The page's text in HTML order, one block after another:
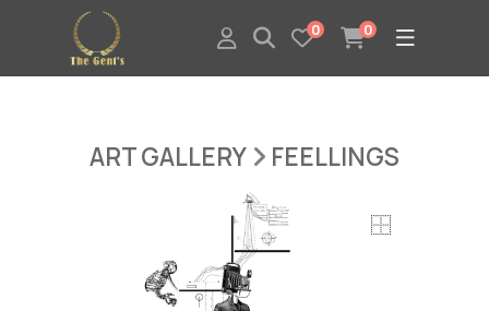
0 0
ART GALLERY FEELLINGS